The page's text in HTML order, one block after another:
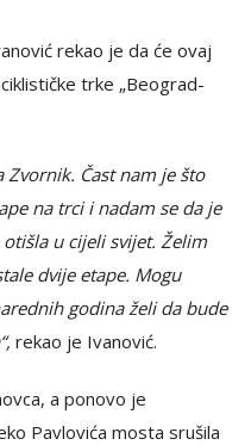
rekao je da će ovaj
trke „Beograd-
Zvornik. Čast nam je što
na trci i nadam se da je
u cijeli svijet. Želim
dvije etape. Mogu
godina želi da bude
rekao je Ivanović.
a ponovo je
Pavlovića mosta srušila